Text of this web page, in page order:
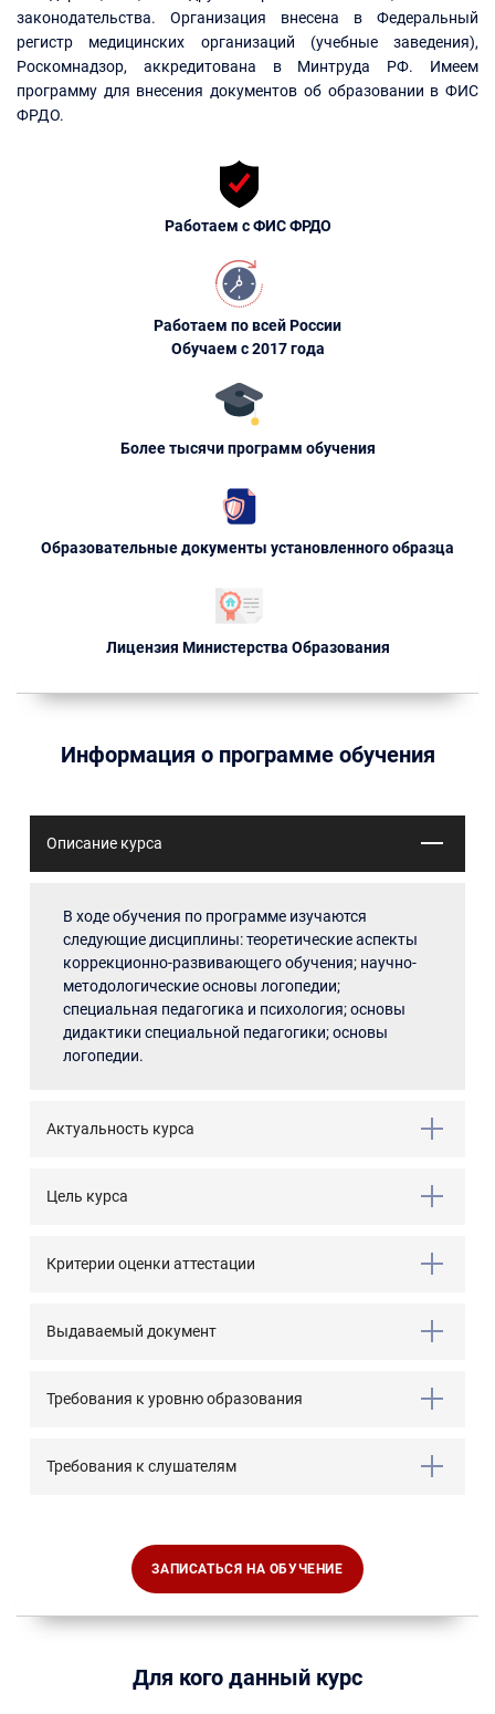
законодательства. Организация внесена в Федеральный
регистр медицинских организаций (учебные заведения),
Роскомнадзор, аккредитована в Минтруда РФ. Имеем
программу для внесения документов об образовании в ФИС
ФРДО.
Работаем с ФИС ФРДО
Работаем по всей России
Обучаем с 2017 года
Более тысячи программ обучения
Образовательные документы установленного образца
Лицензия Министерства Образования
Информация о программе обучения
Описание курса
В ходе обучения по программе изучаются
следующие дисциплины: теоретические аспекты
коррекционно-развивающего обучения; научно-
методологические основы логопедии;
специальная педагогика и психология; основы
дидактики специальной педагогики; основы
логопедии.
Актуальность курса
Цель курса
Критерии оценки аттестации
Выдаваемый документ
Требования к уровню образования
Требования к слушателям
ЗАПИСАТЬСЯ НА ОБУЧЕНИЕ
Для кого данный курс